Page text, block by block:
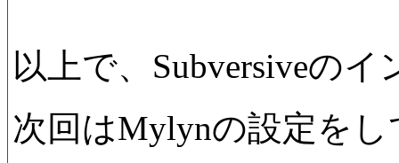
以上で、Subversiveの
次回はMylynの設定を